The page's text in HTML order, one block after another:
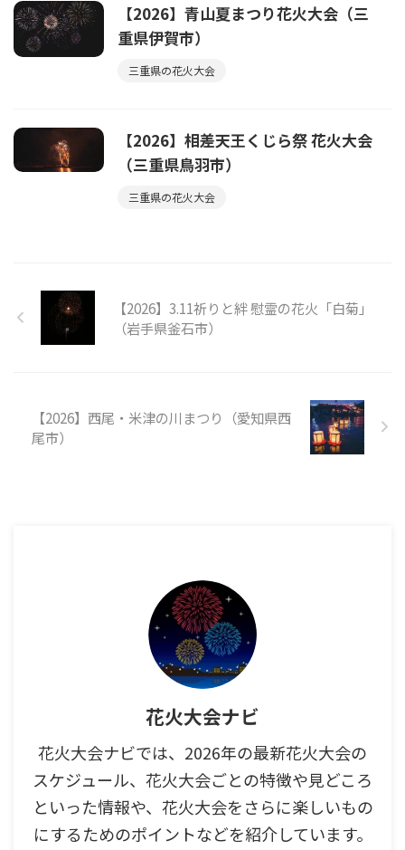
【2026】青山夏まつり花火大会（三
重県伊賀市）
三重県の花火大会
【2026】相差天王くじら祭 花火大会
（三重県鳥羽市）
三重県の花火大会
【2026】3.11祈りと絆 慰霊の花火「白菊」
（岩手県釜石市）
【2026】西尾・米津の川まつり（愛知県西
尾市）
花火大会ナビ
花火大会ナビでは、2026年の最新花火大会の
スケジュール、花火大会ごとの特徴や見どころ
といった情報や、花火大会をさらに楽しいもの
にするためのポイントなどを紹介しています。